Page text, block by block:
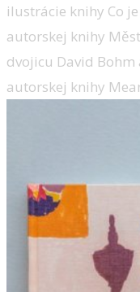
ilustrácie knihy Co
autorskej knihy
dvojicu David
autorskej knihy